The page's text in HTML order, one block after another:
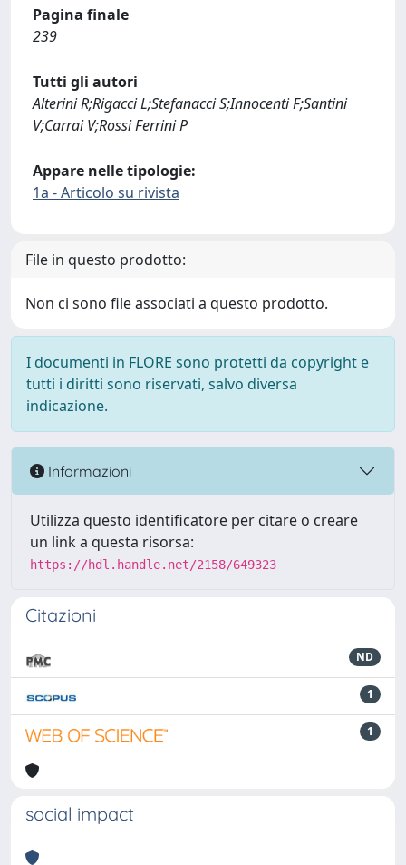
Pagina finale
239
Tutti gli autori
Alterini R;Rigacci L;Stefanacci S;Innocenti F;Santini
V;Carrai V;Rossi Ferrini P
Appare nelle tipologie:
1a - Articolo su rivista
File in questo prodotto:
Non ci sono file associati a questo prodotto.
I documenti in FLORE sono protetti da copyright e
tutti i diritti sono riservati, salvo diversa
indicazione.
Informazioni
Utilizza questo identificatore per citare o creare
un link a questa risorsa:
https://hdl.handle.net/2158/649323
Citazioni
ND
1
1
social impact